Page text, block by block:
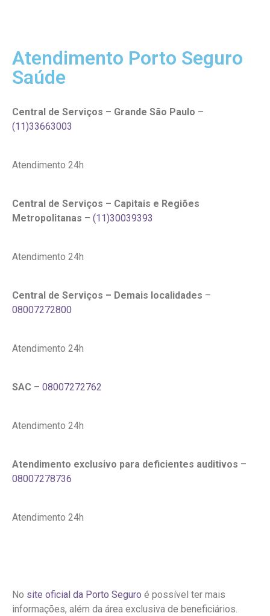
Atendimento Porto Seguro
Saúde
Central de Serviços – Grande São Paulo –
(11)33663003
Atendimento 24h
Central de Serviços – Capitais e Regiões
Metropolitanas – (11)30039393
Atendimento 24h
Central de Serviços – Demais localidades –
08007272800
Atendimento 24h
SAC – 08007272762
Atendimento 24h
Atendimento exclusivo para deficientes auditivos –
08007278736
Atendimento 24h
No site oficial da Porto Seguro é possível ter mais
informações, além da área exclusiva de beneficiários.